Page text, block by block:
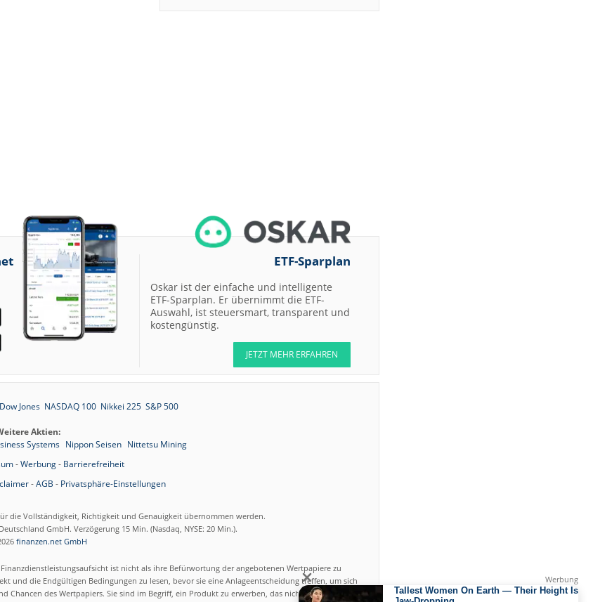
ETF-Sparplan
Oskar ist der einfache und intelligente
ETF-Sparplan. Er übernimmt die ETF-
Auswahl, ist steuersmart, transparent und
kostengünstig.
JETZT MEHR ERFAHREN
Dow Jones NASDAQ 100 Nikkei 225 S&P 500
Aktien:
Systems Nippon Seisen Nittetsu Mining
-Werbung- Barrierefreiheit
-AGB - Privatsphäre-Einstellungen
die Vollständigkeit, Richtigkeit und Genauigkeit übernommen werden.
GmbH. Verzögerung 15 Min. (Nasdaq, NYSE: 20 Min.).
finanzen.net GmbH
ist nicht als ihre Befürwortung der angebotenen Wertpapiere zu
und die Endgültigen Bedingungen zu lesen, bevor sie eine Anlageentscheidung treffen, um sich
des Wertpapiers. Sie sind im Begriff, ein Produkt zu erwerben, das nicht einfach ist und